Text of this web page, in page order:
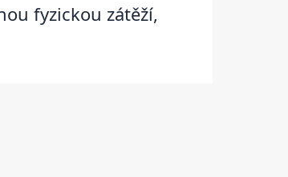
fyzickou zátěží,